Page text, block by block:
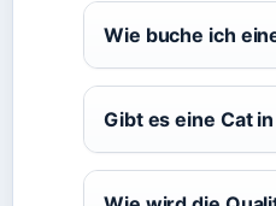
Wie buche ich
Gibt es eine Cat